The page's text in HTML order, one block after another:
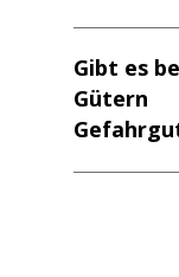
Gibt es
Gütern